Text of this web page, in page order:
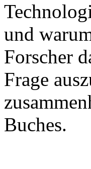
und
Forscher
Frage
Buches.